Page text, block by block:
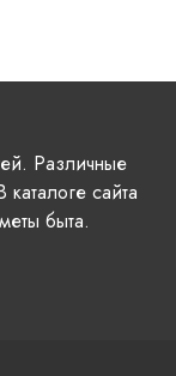
Различные
сайта
быта.